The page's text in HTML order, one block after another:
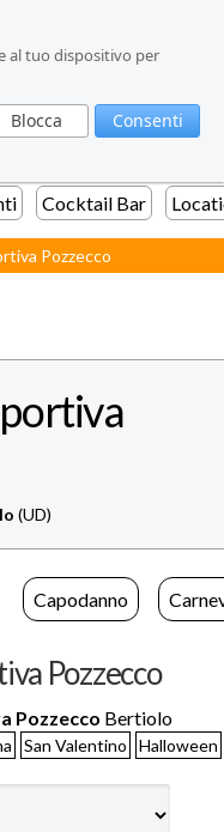
al tuo dispositivo per
Blocca Consenti
al tuo dispositivo per
Blocca Consenti
Cocktail Bar
Pozzecco
(UD)
Capodanno
Pozzecco
Pozzecco Bertiolo
San Valentino Halloween